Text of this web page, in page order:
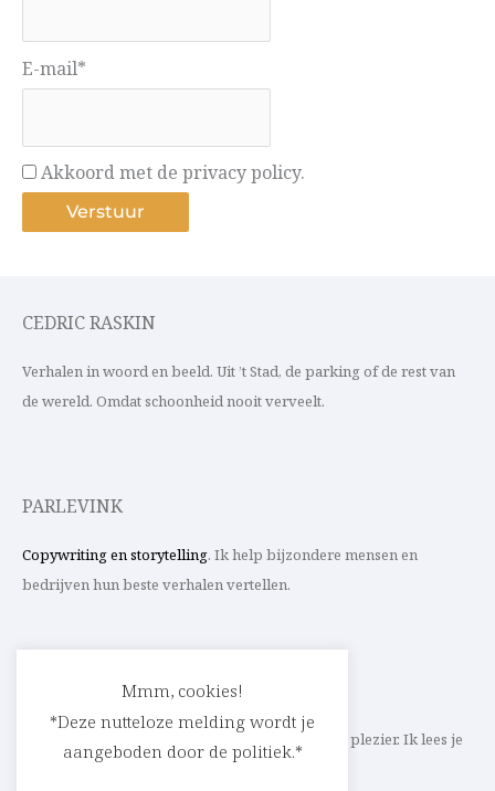
E-mail*
Akkoord met de privacy policy.
CEDRIC RASKIN
Verhalen in woord en beeld. Uit ’t Stad, de parking of de rest van
de wereld. Omdat schoonheid nooit verveelt.
PARLEVINK
Copywriting en storytelling. Ik help bijzondere mensen en
bedrijven hun beste verhalen vertellen.
Schrijf ik straks mee aan jouw verhaal? Met veel plezier. Ik lees je
heel graag op
cedric@parlevink.be
Mmm, cookies!
*Deze nutteloze melding wordt je
aangeboden door de politiek.*